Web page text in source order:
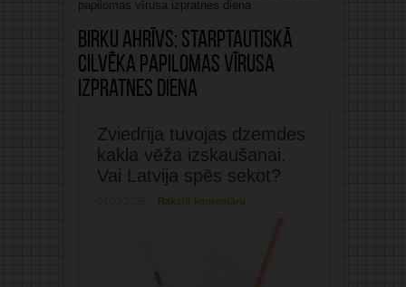
papilomas vīrusa izpratnes diena
Birku ahrīvs: Starptautiskā
cilvēka papilomas vīrusa
izpratnes diena
Zviedrija tuvojas dzemdes
kakla vēža izskaušanai.
Vai Latvija spēs sekot?
Rakstīt komentāru